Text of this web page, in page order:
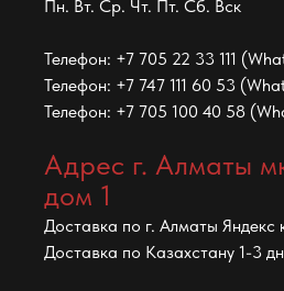
Пн. Вт. Ср. Чт. Пт. Сб. Вск
Телефон: +7 705 22 33 111
Телефон: +7 747 111 60 53
Телефон: +7 705 100 40 58
Адрес г. Алматы
дом 1
Доставка по г. Алматы Яндекс
Доставка по Казахстану 1-3